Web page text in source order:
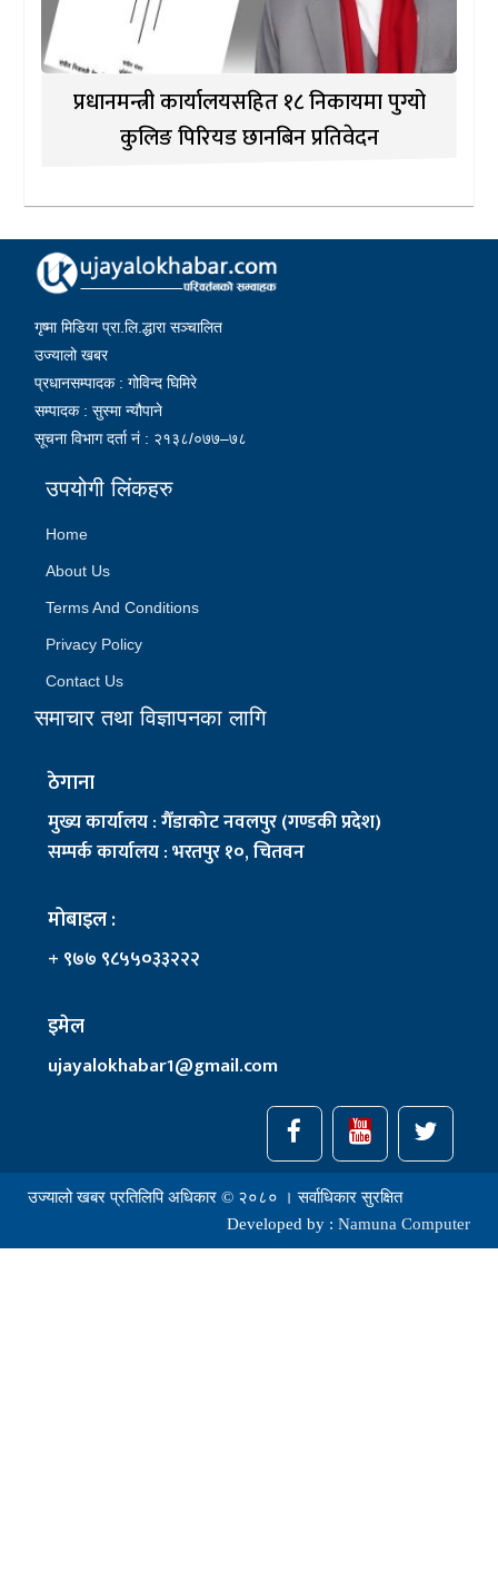
प्रधानमन्त्री कार्यालयसहित १८ निकायमा पुग्यो
कुलिङ पिरियड छानबिन प्रतिवेदन
गृष्मा मिडिया प्रा.लि.द्धारा सञ्चालित
उज्यालो खबर
प्रधानसम्पादक : गोविन्द घिमिरे
सम्पादक : सुस्मा न्यौपाने
सूचना विभाग दर्ता नं : २१३८/०७७–७८
उपयोगी लिंकहरु
Home
About Us
Terms And Conditions
Privacy Policy
Contact Us
समाचार तथा विज्ञापनका लागि
ठेगाना
मुख्य कार्यालय : गैँडाकोट नवलपुर (गण्डकी प्रदेश)
सम्पर्क कार्यालय : भरतपुर १०, चितवन
मोबाइल :
+ ९७७ ९८५५०३३२२२
इमेल
ujayalokhabar1@gmail.com
उज्यालो खबर प्रतिलिपि अधिकार © २०८० । सर्वाधिकार सुरक्षित
Developed by : Namuna Computer